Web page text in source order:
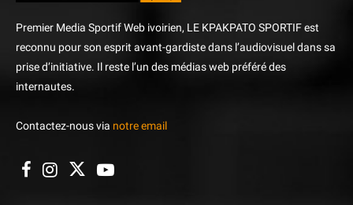
Premier Media Sportif Web ivoirien, LE KPAKPATO SPORTIF est
reconnu pour son esprit avant-gardiste dans l’audiovisuel dans sa
prise d’initiative. Il reste l’un des médias web préféré des
internautes.
Contactez-nous via notre email